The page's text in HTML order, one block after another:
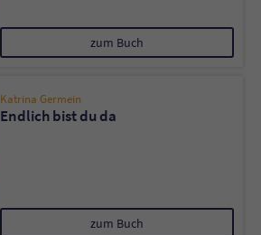
zum Buch
Katrina Germein
Endlich bist du da
zum Buch